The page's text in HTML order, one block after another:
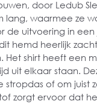
door Ledub
lang, waarmee ze
de uitvoering in
hemd heerlijk
shirt heeft een
uit elkaar staan.
of om juist
zorgt ervoor dat